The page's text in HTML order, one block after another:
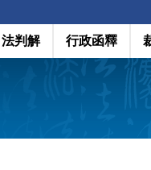
判解 行政函釋